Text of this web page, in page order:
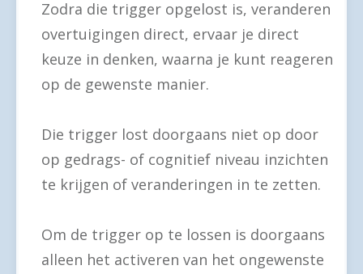
Zodra die trigger opgelost is, veranderen
overtuigingen direct, ervaar je direct
keuze in denken, waarna je kunt reageren
op de gewenste manier.
Die trigger lost doorgaans niet op door
op gedrags- of cognitief niveau inzichten
te krijgen of veranderingen in te zetten.
Om de trigger op te lossen is doorgaans
alleen het activeren van het ongewenste